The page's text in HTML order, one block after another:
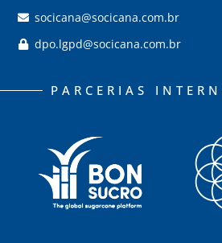
socicana@socicana.com.br
dpo.lgpd@socicana.com.br
PARCERIAS